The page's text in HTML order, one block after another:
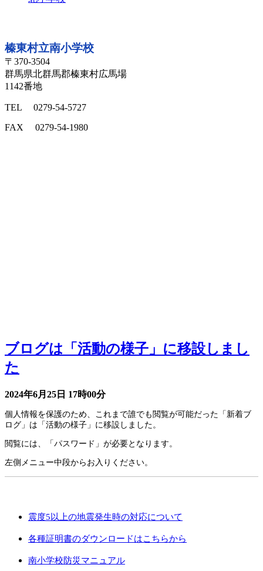
榛東村立南小学校
〒370-3504
群馬県北群馬郡榛東村広馬場
1142番地
TEL 0279-54-5727
FAX 0279-54-1980
ブログは「活動の様子」に移設しまし
た
2024年6月25日 17時00分
個人情報を保護のため、これまで誰でも閲覧が可能だった「新着ブ
ログ」は「活動の様子」に移設しました。
閲覧には、「パスワード」が必要となります。
左側メニュー中段からお入りください。
震度5以上の地震発生時の対応について
各種証明書のダウンロードはこちらから
南小学校防災マニュアル